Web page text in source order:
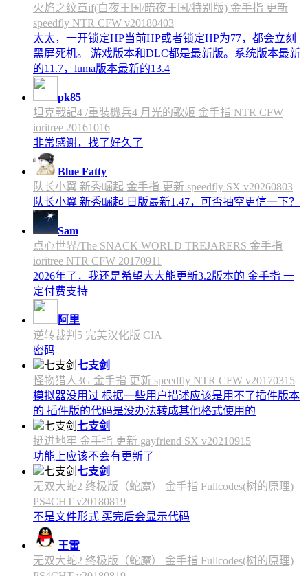
火焰之纹章if(白夜王国/暗夜王国/特别版) 金手指 更新
speedfly NTR CFW v20180403
太太，一开锁定HP当前HP或者锁定HP为77，都会立刻
黑屏死机。 游戏版本和DLC都是最新版。系统版本最新
的11.7，luma版本最新的13.4
pk85
坦克戰記4 /重裝機兵4 月光的歌姬 金手指 NTR CFW
ioritree 20161016
非常感谢，找了好久了
Blue Fatty
队长小翼 新秀崛起 金手指 更新 speedfly SX v20260803
队长小翼 新秀崛起 日版最新1.47，可否抽空更信一下？
Sam
点心世界/The SNACK WORLD TREJARERS 金手指
ioritree NTR CFW 20170911
2026年了，我还是希望大大能更新3.2版本的 金手指 一
定付费支持
阿里
逆转裁判5 完美汉化版 CIA
密码
七支剑
怪物猎人3G 金手指 更新 speedfly NTR CFW v20170315
模拟器没用过 根据一些用户描述应该是用不了插件版本
的 插件版的代码是没办法转成其他格式使用的
七支剑
挺进地牢 金手指 更新 gayfriend SX v20210915
功能上应该不会有更新了
七支剑
无双大蛇2 终极版（蛇魔） 金手指 Fullcodes(树的原理)
PS4CHT v20180819
不是文件形式 买完后会显示代码
王雷
无双大蛇2 终极版（蛇魔） 金手指 Fullcodes(树的原理)